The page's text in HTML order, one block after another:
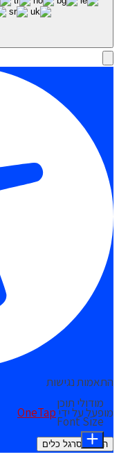
התאמות נגישות
מופעל על ידיOneTap
הסתר סרגל כלים
מודולי תוכן
Font Size